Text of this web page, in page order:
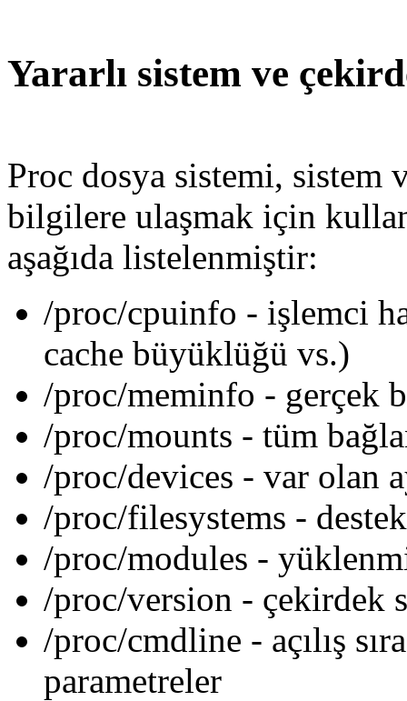
Yararlı sistem ve
Proc dosya sistemi, sistem
bilgilere ulaşmak için
aşağıda listelenmiştir:
/proc/cpuinfo - işlemci
cache büyüklüğü vs.)
/proc/meminfo - gerçek
/proc/mounts - tüm
/proc/devices - var olan
/proc/filesystems -
/proc/modules -
/proc/version - çekirdek
/proc/cmdline - açılış
parametreler